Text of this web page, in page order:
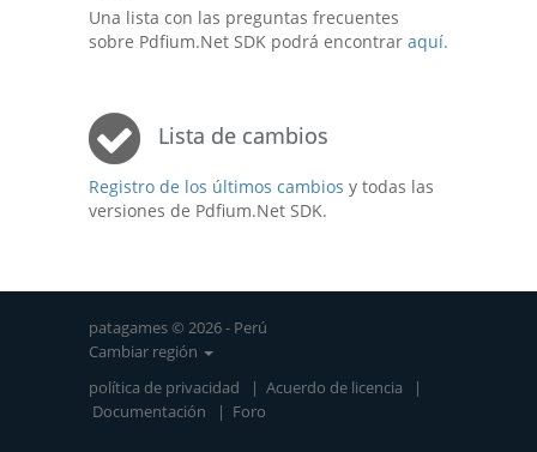
Una lista con las preguntas frecuentes
sobre Pdfium.Net SDK podrá encontrar aquí.
Lista de cambios
Registro de los últimos cambios y todas las
versiones de Pdfium.Net SDK.
patagames © 2026 - Perú
Cambiar región
política de privacidad | Acuerdo de licencia |
Documentación | Foro